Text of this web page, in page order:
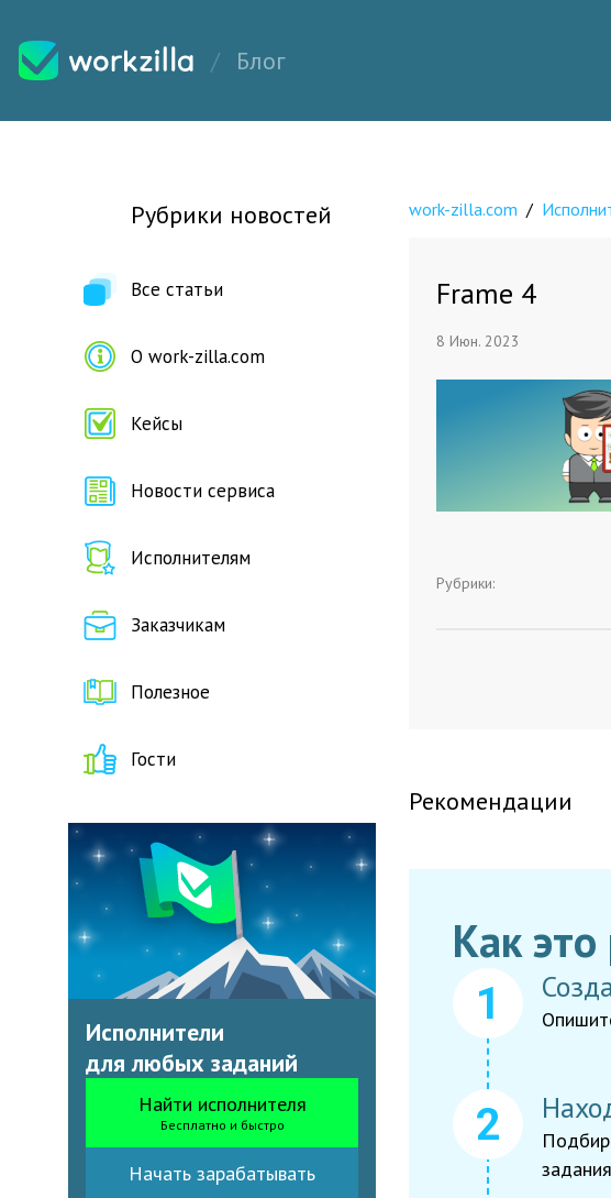
Блог
Рубрики новостей
Все статьи
О work-zilla.com
Кейсы
Новости сервиса
Исполнителям
Заказчикам
Полезное
Гости
Исполнители
для любых заданий
Найти исполнителя
Бесплатно и быстро
Начать зарабатывать
work-zilla.com /
Frame 4
8 Июн. 2023
Рубрики:
Рекомендации
Как это
задания